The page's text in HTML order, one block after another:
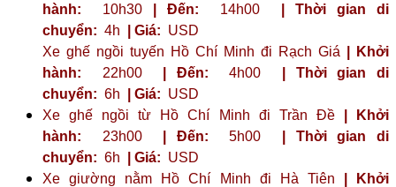
hành: 10h30 | Đến: 14h00
| Thời gian di
chuyển: 4h | Giá: USD
Xe ghế ngồi tuyến Hồ Chí Minh đi Rạch Giá
| Khởi
hành: 22h00 | Đến: 4h00
| Thời gian di
chuyển: 6h | Giá: USD
Xe ghế ngồi từ Hồ Chí Minh đi Trần Đề
| Khởi
hành: 23h00 | Đến: 5h00
| Thời gian di
chuyển: 6h | Giá: USD
Xe giường nằm Hồ Chí Minh đi Hà Tiên
| Khởi